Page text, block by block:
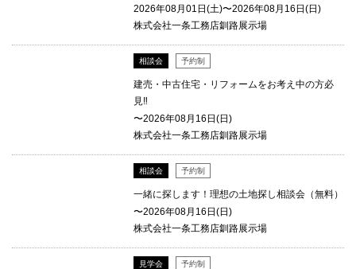
2026年08月01日(土)〜2026年08月16日(日)
株式会社一条工務店釧路展示場
相談会 予約制
建売・中古住宅・リフォームをお考え中の方必
見‼
〜2026年08月16日(日)
株式会社一条工務店釧路展示場
相談会 予約制
一緒に探します！理想の土地探し相談会（無料）
〜2026年08月16日(日)
株式会社一条工務店釧路展示場
見学会 予約制